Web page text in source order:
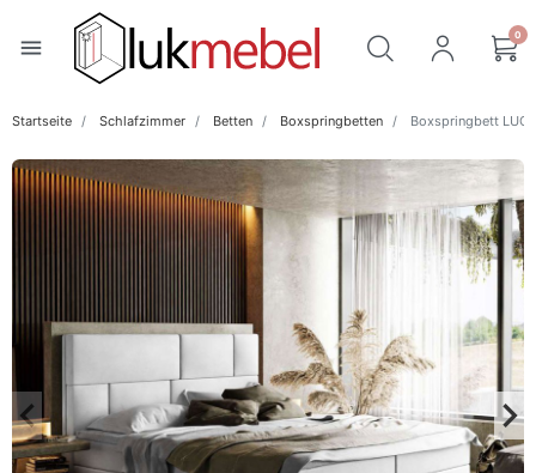
menu 0
Startseite Schlafzimmer Betten Boxspringbetten Boxspringbett
Zurück
keyboard_arrow_left keyboard_arrow_right